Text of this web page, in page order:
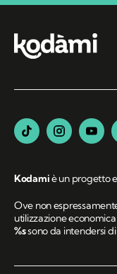
Kodamiè un progetto
Ove non
utilizzazione
%ssono da intendersi